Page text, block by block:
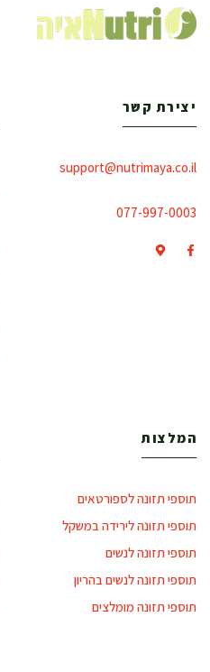
יצירת קשר
support@nutrimaya.co.il
077-997-0003
המלצות
תוספי תזונה לספורטאים
תוספי תזונה לירידה במשקל
תוספי תזונה לנשים
תוספי תזונה לנשים בהריון
תוספי תזונה מומלצים